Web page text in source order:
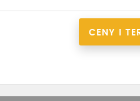
CENY I